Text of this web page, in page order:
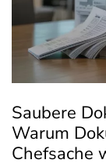
Saubere
Warum
Chefsache